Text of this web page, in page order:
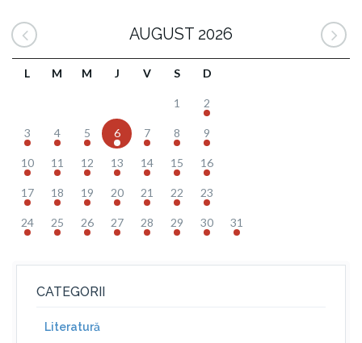
AUGUST 2026
L M M J V S D
1 2
3 4 5 6 7 8 9
10 11 12 13 14 15 16
17 18 19 20 21 22 23
24 25 26 27 28 29 30 31
CATEGORII
Literatură